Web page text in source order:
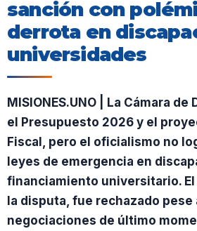
sanción con
derrota en
universidades
MISIONES.UNO | La Cámara
el Presupuesto 2026 y el
Fiscal, pero el oficialismo no
leyes de emergencia en
financiamiento universitario.
la disputa, fue rechazado pese
negociaciones de último